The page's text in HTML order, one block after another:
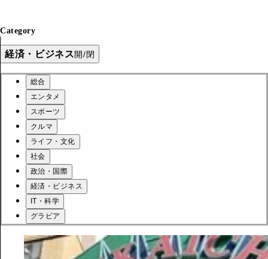
Category
経済・ビジネス開/閉
総合
エンタメ
スポーツ
クルマ
ライフ・文化
社会
政治・国際
経済・ビジネス
IT・科学
グラビア